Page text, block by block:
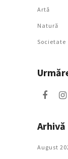
Artǎ
Natură
Societate
Arhivă
August